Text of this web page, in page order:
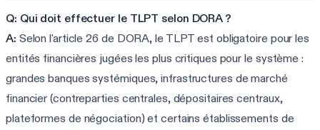
Q: Qui doit effectuer le TLPT selon DORA ?
A: Selon l'article 26 de DORA, le TLPT est obligatoire pour les
entités financières jugées les plus critiques pour le système :
grandes banques systémiques, infrastructures de marché
financier (contreparties centrales, dépositaires centraux,
plateformes de négociation) et certains établissements de